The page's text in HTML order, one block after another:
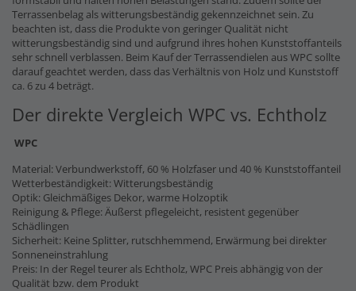
Terrassenbelag als witterungsbeständig gekennzeichnet sein. Zu
beachten ist, dass die Produkte von geringer Qualität nicht
witterungsbeständig sind und aufgrund ihres hohen Kunststoffanteils
sehr schnell verblassen. Beim Kauf der Terrassendielen aus WPC sollte
darauf geachtet werden, dass das Verhältnis von Holz und Kunststoff
ca. 6 zu 4 beträgt.
Der direkte Vergleich WPC vs. Echtholz
WPC
Material: Verbundwerkstoff, 60 % Holzfaser und 40 % Kunststoffanteil
Wetterbeständigkeit: Witterungsbeständig
Optik: Gleichmäßiges Dekor, warme Holzoptik
Reinigung & Pflege: Äußerst pflegeleicht, resistent gegenüber
Schädlingen
Sicherheit: Keine Splitter, rutschhemmend, Erwärmung bei direkter
Sonneneinstrahlung
Preis: In der Regel teurer als Echtholz, WPC Preis abhängig von der
Qualität bzw. dem Produkt